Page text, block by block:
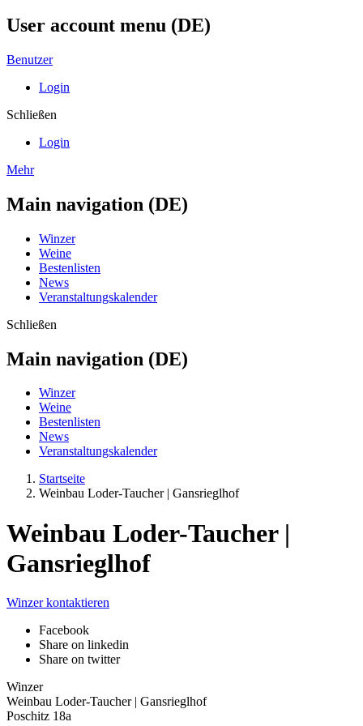
User account menu (DE)
Benutzer
Login
Schließen
Login
Mehr
Main navigation (DE)
Winzer
Weine
Bestenlisten
News
Veranstaltungskalender
Schließen
Main navigation (DE)
Winzer
Weine
Bestenlisten
News
Veranstaltungskalender
Startseite
Weinbau Loder-Taucher | Gansrieglhof
Weinbau Loder-Taucher |
Gansrieglhof
Winzer kontaktieren
Facebook
Share on linkedin
Share on twitter
Winzer
Weinbau Loder-Taucher | Gansrieglhof
Poschitz 18a